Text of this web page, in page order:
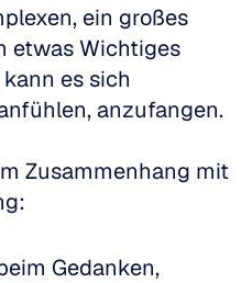
ein großes
etwas Wichtiges
es sich
anzufangen.
Zusammenhang mit
Gedanken,